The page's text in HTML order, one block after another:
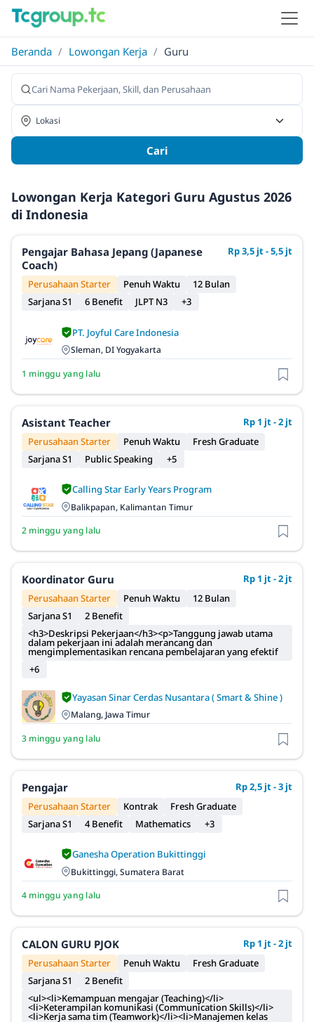
Beranda / Lowongan Kerja / Guru
Cari
Lowongan Kerja Kategori Guru Agustus 2026
di Indonesia
Pengajar Bahasa Jepang (Japanese
Coach)
Rp 3,5 jt - 5,5 jt
Perusahaan Starter Penuh Waktu
12 Bulan
Sarjana S1
6 Benefit JLPT N3 +3
PT. Joyful Care Indonesia
Sleman, DI Yogyakarta
1 minggu yang lalu
Asistant Teacher
Rp 1 jt - 2 jt
Perusahaan Starter
Penuh Waktu
Fresh Graduate
Sarjana S1
Public Speaking +5
Calling Star Early Years Program
Balikpapan, Kalimantan Timur
2 minggu yang lalu
Koordinator Guru
Rp 1 jt - 2 jt
Perusahaan Starter
Penuh Waktu
12 Bulan
Sarjana S1
2 Benefit
<h3>Deskripsi Pekerjaan</h3><p>Tanggung jawab utama
dalam pekerjaan ini adalah merancang dan
mengimplementasikan rencana pembelajaran yang efektif
+6
Yayasan Sinar Cerdas Nusantara ( Smart & Shine )
Malang, Jawa Timur
3 minggu yang lalu
Pengajar
Rp 2,5 jt - 3 jt
Perusahaan Starter
Kontrak
Fresh Graduate
Sarjana S1
4 Benefit Mathematics +3
Ganesha Operation Bukittinggi
Bukittinggi, Sumatera Barat
4 minggu yang lalu
CALON GURU PJOK
Rp 1 jt - 2 jt
Perusahaan Starter
Penuh Waktu
Fresh Graduate
Sarjana S1
2 Benefit
<ul><li>Kemampuan mengajar (Teaching)</li>
<li>Keterampilan komunikasi (Communication Skills)</li>
<li>Kerja sama tim (Teamwork)</li><li>Manajemen kelas